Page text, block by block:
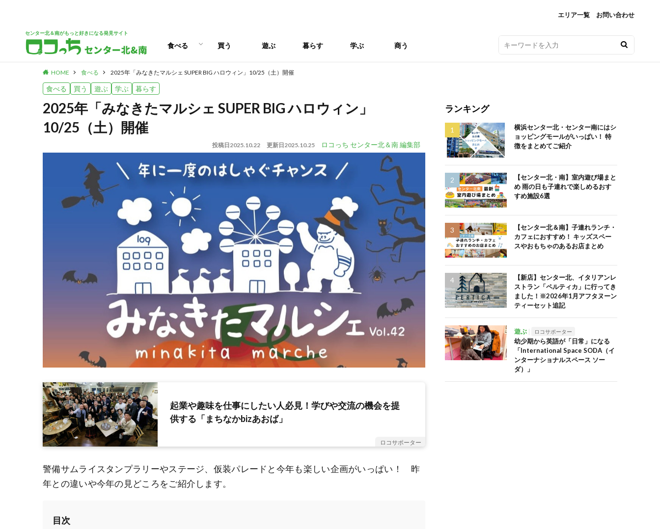
エリア一覧 お問い合わせ
センター北＆南がもっと好きになる発見サイト
食べる
パン
スイーツ
ランチ
カフェ
買う 遊ぶ 暮らす 学ぶ 商う
HOME 食べる 2025年「みなきたマルシェ SUPER BIG ハロウィン」10/25（土）開催
食べる 買う 遊ぶ 学ぶ 暮らす
2025年「みなきたマルシェ SUPER BIG ハロウィン」
10/25（土）開催
投稿日2025.10.22 更新日2025.10.25 ロコっち センター北＆南 編集部
起業や趣味を仕事にしたい人必見！学びや交流の機会を提
供する「まちなかbizあおば」
ロコサポーター
警備サムライスタンプラリーやステージ、仮装パレードと今年も楽しい企画がいっぱい！ 昨
年との違いや今年の見どころをご紹介します。
目次
ランキング
横浜センター北・センター南にはシ
ョッピングモールがいっぱい！ 特
徴をまとめてご紹介
【センター北・南】室内遊び場まと
め 雨の日も子連れで楽しめるおす
すめ施設6選
【センター北＆南】子連れランチ・
カフェにおすすめ！ キッズスペー
スやおもちゃのあるお店まとめ
【新店】センター北、イタリアンレ
ストラン「ペルティカ」に行ってき
ました！※2026年1月アフタヌーン
ティーセット追記
遊ぶ ロコサポーター
幼少期から英語が「日常」になる
「International Space SODA（イ
ンターナショナルスペース ソー
ダ）」